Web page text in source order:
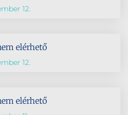
12.
elérhető
12.
elérhető